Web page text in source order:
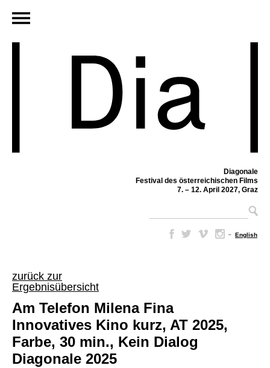
Diagonale
Festival des österreichischen Films
7. – 12. April 2027, Graz
– English
zurück zur
Ergebnisübersicht
Am Telefon Milena Fina
Innovatives Kino kurz, AT 2025,
Farbe, 30 min., Kein Dialog
Diagonale 2025